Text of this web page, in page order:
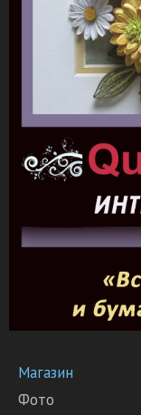
Магазин
Фото